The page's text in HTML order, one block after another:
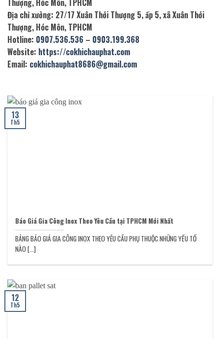
Thượng, Hóc Môn, TPHCM
Địa chỉ xưởng: 27/17 Xuân Thới Thượng 5, ấp 5, xã Xuân Thới
Thượng, Hóc Môn, TPHCM
Hotline: 0907.536.536 – 0903.199.368
Website: https://cokhichauphat.com
Email: cokhichauphat8686@gmail.com
Báo Giá Gia Công Inox Theo Yêu Cầu tại TPHCM Mới Nhất
BẢNG BÁO GIÁ GIA CÔNG INOX THEO YÊU CẦU PHỤ THUỘC NHỮNG YẾU TỐ
NÀO [...]
13
Th5
12
Th5